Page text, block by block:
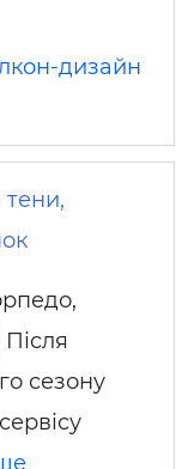
дизайн
сезону